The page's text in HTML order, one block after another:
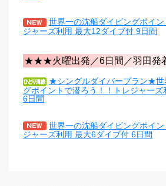
世界一の沈船ダイビングポイ
ジャーズ利用 最大12ダイブ付 9日間
★★★火曜出発／6日間／羽田
★シングルダイバープラン★世
グポイントで潜ろう！！トレジャー
6日間
世界一の沈船ダイビングポイ
ジャーズ利用 最大6ダイブ付 6日間